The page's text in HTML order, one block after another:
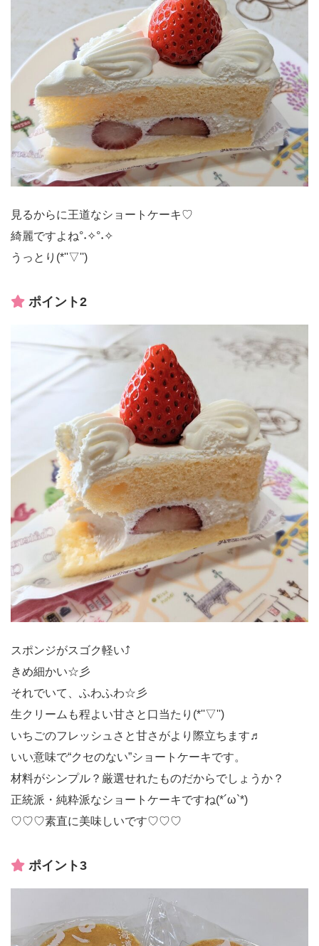
見るからに王道なショートケーキ♡
綺麗ですよね°˖✧°˖✧
うっとり(*''▽'')
ポイント2
スポンジがスゴク軽い⤴
きめ細かい☆彡
それでいて、ふわふわ☆彡
生クリームも程よい甘さと口当たり(*''▽'')
いちごのフレッシュさと甘さがより際立ちます♬
いい意味で“クセのない”ショートケーキです。
材料がシンプル？厳選せれたものだからでしょうか？
正統派・純粋派なショートケーキですね(*´ω`*)
♡♡♡素直に美味しいです♡♡♡
ポイント3